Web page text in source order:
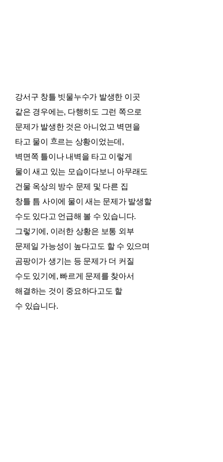
강서구 창틀 빗물누수가 발생한 이곳
같은 경우에는, 다행히도 그런 쪽으로
문제가 발생한 것은 아니었고 벽면을
타고 물이 흐르는 상황이었는데,
벽면쪽 틀이나 내벽을 타고 이렇게
물이 새고 있는 모습이다보니 아무래도
건물 옥상의 방수 문제 및 다른 집
창틀 틈 사이에 물이 새는 문제가 발생할
수도 있다고 언급해 볼 수 있습니다.
그렇기에, 이러한 상황은 보통 외부
문제일 가능성이 높다고도 할 수 있으며
곰팡이가 생기는 등 문제가 더 커질
수도 있기에, 빠르게 문제를 찾아서
해결하는 것이 중요하다고도 할
수 있습니다.